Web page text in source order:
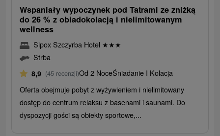
Wspaniały wypoczynek pod Tatrami ze zniżką
do 26 % z obiadokolacją i nielimitowanym
wellness
Sipox Szczyrba Hotel ★★★
Štrba
8,9 (45 recenzji)Od 2 NoceŚniadanie I Kolacja
Oferta obejmuje pobyt z wyżywieniem i nielimitowany
dostęp do centrum relaksu z basenami i saunami. Do
dyspozycji gości są obiekty sportowe,...